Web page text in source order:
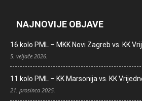
NAJNOVIJE OBJAVE
16.kolo PML – MKK Novi Zagreb vs. KK
5. veljače 2026.
11.kolo PML – KK Marsonija vs. KK
21. prosinca 2025.